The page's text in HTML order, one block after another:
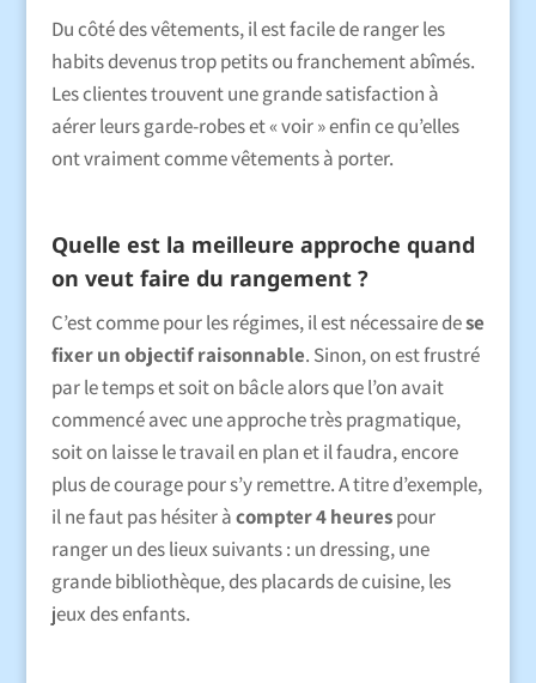
Du côté des vêtements, il est facile de ranger les
habits devenus trop petits ou franchement abîmés.
Les clientes trouvent une grande satisfaction à
aérer leurs garde-robes et « voir » enfin ce qu’elles
ont vraiment comme vêtements à porter.
Quelle est la meilleure approche quand
on veut faire du rangement ?
C’est comme pour les régimes, il est nécessaire dese
fixer un objectif raisonnable. Sinon, on est frustré
par le temps et soit on bâcle alors que l’on avait
commencé avec une approche très pragmatique,
soit on laisse le travail en plan et il faudra, encore
plus de courage pour s’y remettre. A titre d’exemple,
il ne faut pas hésiter àcompter 4 heurespour
ranger un des lieux suivants : un dressing, une
grande bibliothèque, des placards de cuisine, les
jeux des enfants.